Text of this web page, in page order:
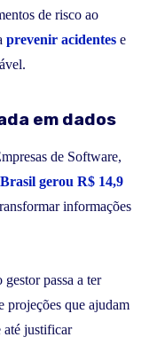
de risco ao
prevenir acidentes e
em dados
de Software,
gerou R$ 14,9
informações
passa a ter
projeções que ajudam
até justificar